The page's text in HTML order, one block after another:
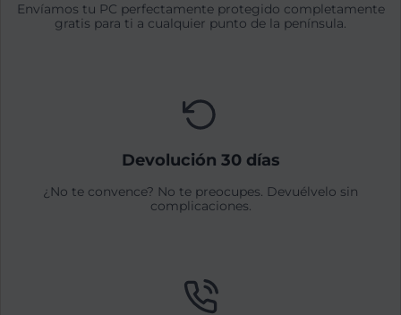
Envíamos tu PC perfectamente protegido completamente
gratis para ti a cualquier punto de la península.
Devolución 30 días
¿No te convence? No te preocupes. Devuélvelo sin
complicaciones.